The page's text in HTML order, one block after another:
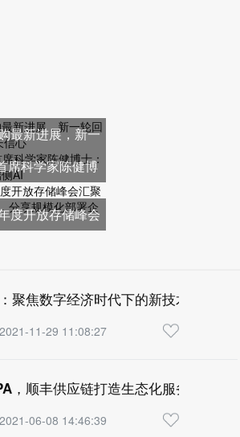
最新进展，新一
值成长
席科学家陈健博
赋能端侧
度开放存储峰会
作伙伴，
聚焦数字经济时代下的新技术、新生
2021-11-29 11:08:27
，顺丰供应链打造生态化服务体系
2021-06-08 14:46:39